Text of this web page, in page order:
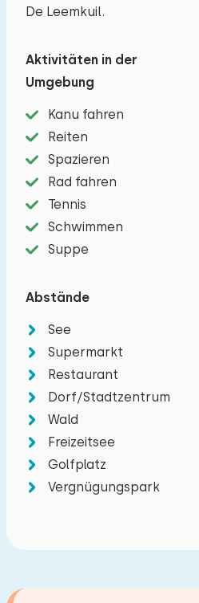
Reisegesellschaft
Die maximal zulässige
Anzahl der Kinder
Anzahl der Babys
Anzahl der Haustiere
Löschen
De Leemkuil.
Aktivitäten in der
Umgebung
Kanu fahren
Reiten
Spazieren
Rad fahren
Tennis
Schwimmen
Suppe
Abstände
See
Supermarkt
Restaurant
Dorf/Stadtzentrum
Wald
Freizeitsee
Golfplatz
Vergnügungspark